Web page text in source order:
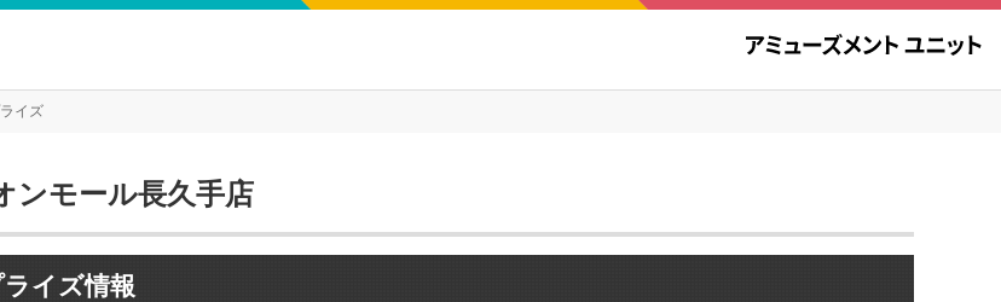
イズ
ンモール長久手店
イズ情報